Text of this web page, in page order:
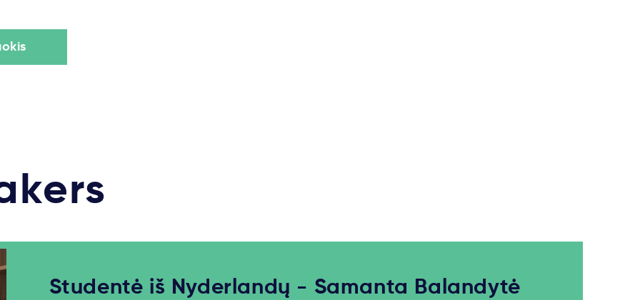
Studentė iš Nyderlandų - Samanta Balandytė